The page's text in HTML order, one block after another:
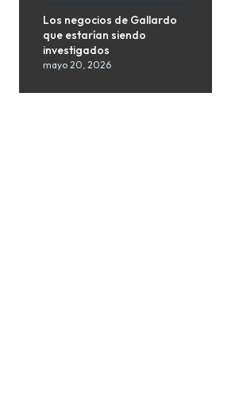
Los negocios de Gallardo
que estarían siendo
investigados
mayo 20, 2026